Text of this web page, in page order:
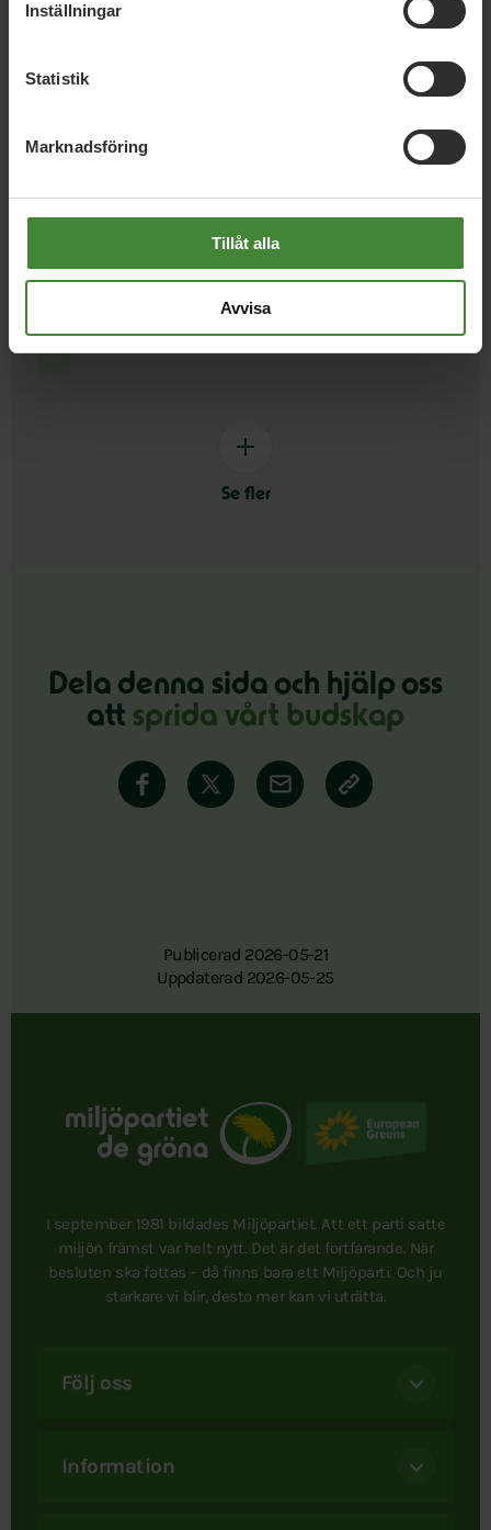
Inställningar
Statistik
Marknadsföring
Tillåt alla
Avvisa
D Den gröna 15-minutersstaden
Förlossningsvård
energi
Se fler
Dela denna sida och hjälp oss
att sprida vårt budskap
Publicerad 2026-05-21
Uppdaterad 2026-05-25
I september 1981 bildades Miljöpartiet. Att ett parti satte
miljön främst var helt nytt. Det är det fortfarande. När
besluten ska fattas – då finns bara ett Miljöparti. Och ju
starkare vi blir, desto mer kan vi uträtta.
Följ oss
Information